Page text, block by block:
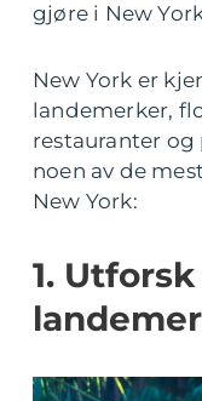
gjøre i New
New York er
landemerker,
restauranter og
noen av de
New York:
1.